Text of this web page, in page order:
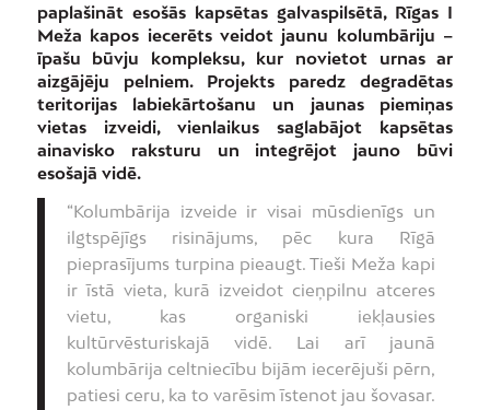
paplašināt esošās kapsētas galvaspilsētā, Rīgas I
Meža kapos iecerēts veidot jaunu kolumbāriju –
īpašu būvju kompleksu, kur novietot urnas ar
aizgājēju pelniem. Projekts paredz degradētas
teritorijas labiekārtošanu un jaunas piemiņas
vietas izveidi, vienlaikus saglabājot kapsētas
ainavisko raksturu un integrējot jauno būvi
esošajā vidē.
“Kolumbārija izveide ir visai mūsdienīgs un
ilgtspējīgs risinājums, pēc kura Rīgā
pieprasījums turpina pieaugt. Tieši Meža kapi
ir īstā vieta, kurā izveidot cieņpilnu atceres
vietu, kas organiski iekļausies
kultūrvēsturiskajā vidē. Lai arī jaunā
kolumbārija celtniecību bijām iecerējuši pērn,
patiesi ceru, ka to varēsim īstenot jau šovasar.